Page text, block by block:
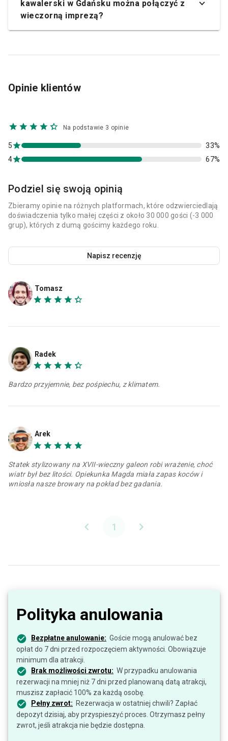
kawalerski w Gdańsku można połączyć z
wieczorną imprezą?
Opinie klientów
Na podstawie 3 opinie
4 67%
5 33%
Podziel się swoją opinią
Zbieramy opinie na różnych platformach, które odzwierciedlają
doświadczenia tylko małej części z około 30 000 gości (-3 000
grup), których z dumą gościmy każdego roku.
Napisz recenzję
Tomasz
Radek
Bardzo przyjemnie, bez pośpiechu, z klimatem.
Arek
Statek stylizowany na XVII-wieczny galeon robi wrażenie, choć
wiatr był bez litości. Opiekunka Magda miała zapas koców i
wniosła nasze browary na pokład bez gadania.
1
Polityka anulowania
Bezpłatne anulowanie: Goście mogą anulować bez
opłat do 7 dni przed rozpoczęciem aktywności. Obowiązuje
minimum dla atrakcji.
Brak możliwości zwrotu: W przypadku anulowania
rezerwacji na mniej niż 7 dni przed planowaną datą atrakcji,
muszisz zapłacić 100% za każdą osobę.
Pełny zwrot: Rezerwacja w ostatniej chwili? Zapłać
depozyt dzisiaj, aby przyspieszyć proces. Otrzymasz pełny
zwrot, jeśli atrakcja nie będzie dostępna.